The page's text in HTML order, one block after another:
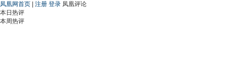
凤凰网首页 注册 登录 凤凰评论
本日热评
本周热评